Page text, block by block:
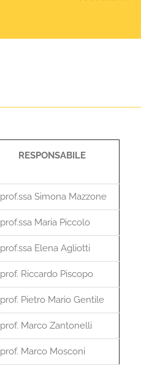
RESPONSABILE
prof.ssa Simona Mazzone
prof.ssa Maria Piccolo
prof.ssa Elena Agliotti
prof. Riccardo Piscopo
prof. Pietro Mario Gentile
prof. Marco Zantonelli
prof. Marco Mosconi